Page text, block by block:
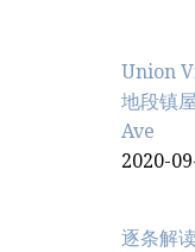
Union
地段镇
Ave
2020-
逐条解